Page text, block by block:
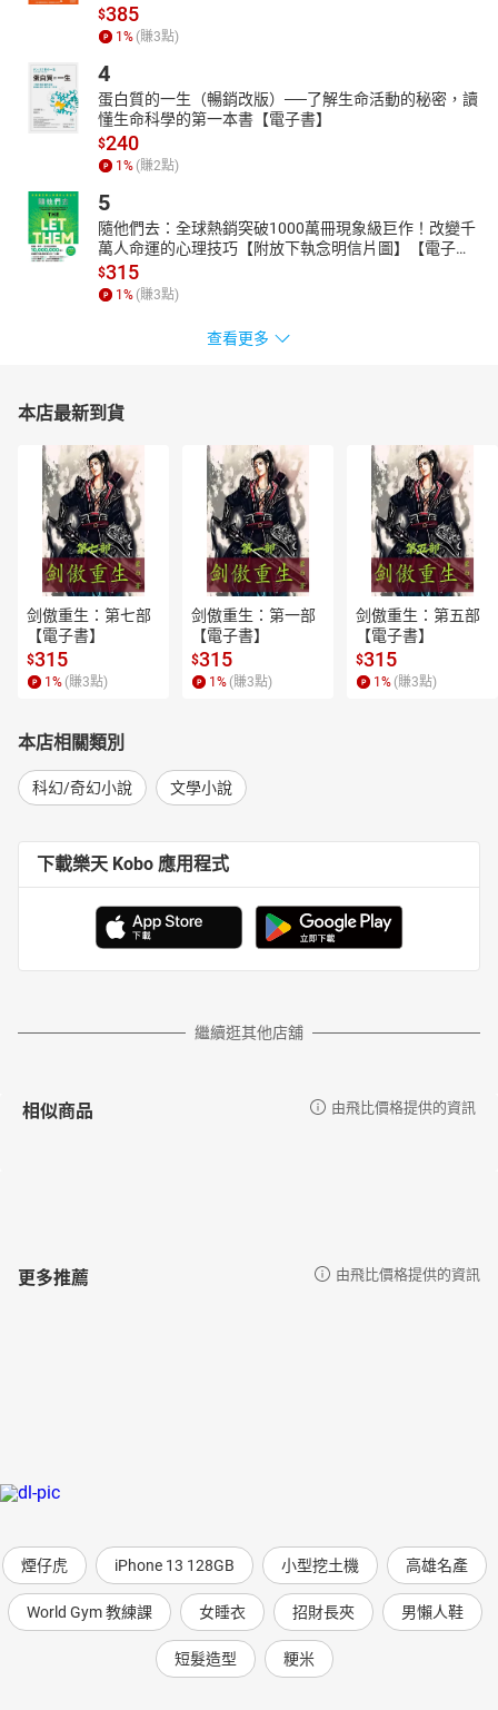
$385
1% (賺3點)
4
蛋白質的一生（暢銷改版）──了解生命活動的秘密，讀
懂生命科學的第一本書【電子書】
$240
1% (賺2點)
5
隨他們去：全球熱銷突破1000萬冊現象級巨作！改變千
萬人命運的心理技巧【附放下執念明信片圖】【電子
書】
$315
1% (賺3點)
查看更多
本店最新到貨
剑傲重生：第七部
【電子書】
$315
1 % (賺3點)
剑傲重生：第一部
【電子書】
$315
1 % (賺3點)
剑傲重生：第五部
【電子書】
$315
1 % (賺3點)
本店相關類別
科幻/奇幻小說 文學小說
下載樂天 Kobo 應用程式
繼續逛其他店舖
相似商品 由飛比價格提供的資訊
更多推薦 由飛比價格提供的資訊
煙仔虎 iPhone 13 128GB 小型挖土機 高雄名產
World Gym 教練課 女睡衣 招財長夾 男懶人鞋
短髮造型 粳米